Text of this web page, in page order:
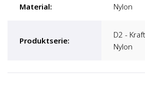
Material: Nylon
Produktserie:
D2 -
Nylon